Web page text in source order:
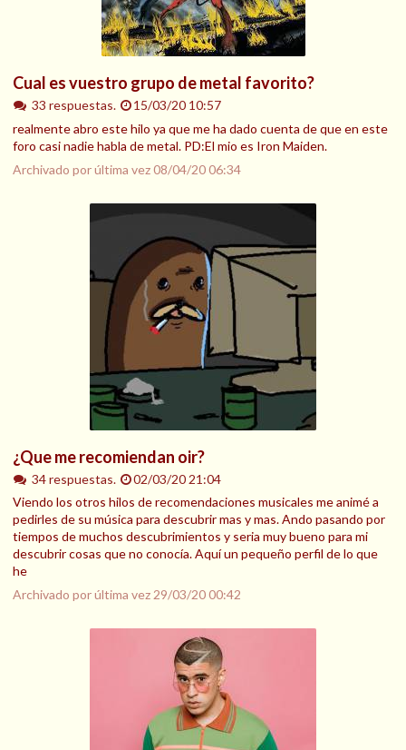
Cual es vuestro grupo de metal favorito?
33 respuestas.
15/03/20 10:57
realmente abro este hilo ya que me ha dado cuenta de que en este
foro casi nadie habla de metal. PD:El mio es Iron Maiden.
Archivado por última vez08/04/20 06:34
¿Que me recomiendan oir?
34 respuestas.
02/03/20 21:04
Viendo los otros hilos de recomendaciones musicales me animé a
pedirles de su música para descubrir mas y mas. Ando pasando por
tiempos de muchos descubrimientos y seria muy bueno para mi
descubrir cosas que no conocía. Aquí un pequeño perfil de lo que
he
Archivado por última vez 29/03/20 00:42